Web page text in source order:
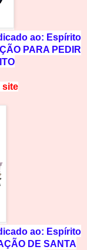
ao: Espírito
PARA PEDIR
site
ao: Espírito
DE SANTA